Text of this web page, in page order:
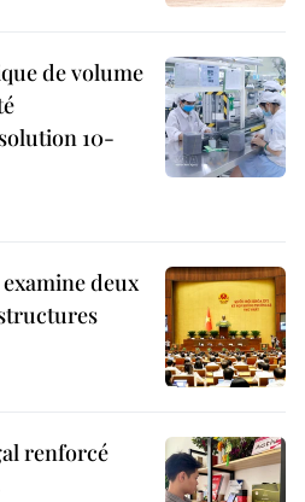
de volume
10-
examine deux
renforcé